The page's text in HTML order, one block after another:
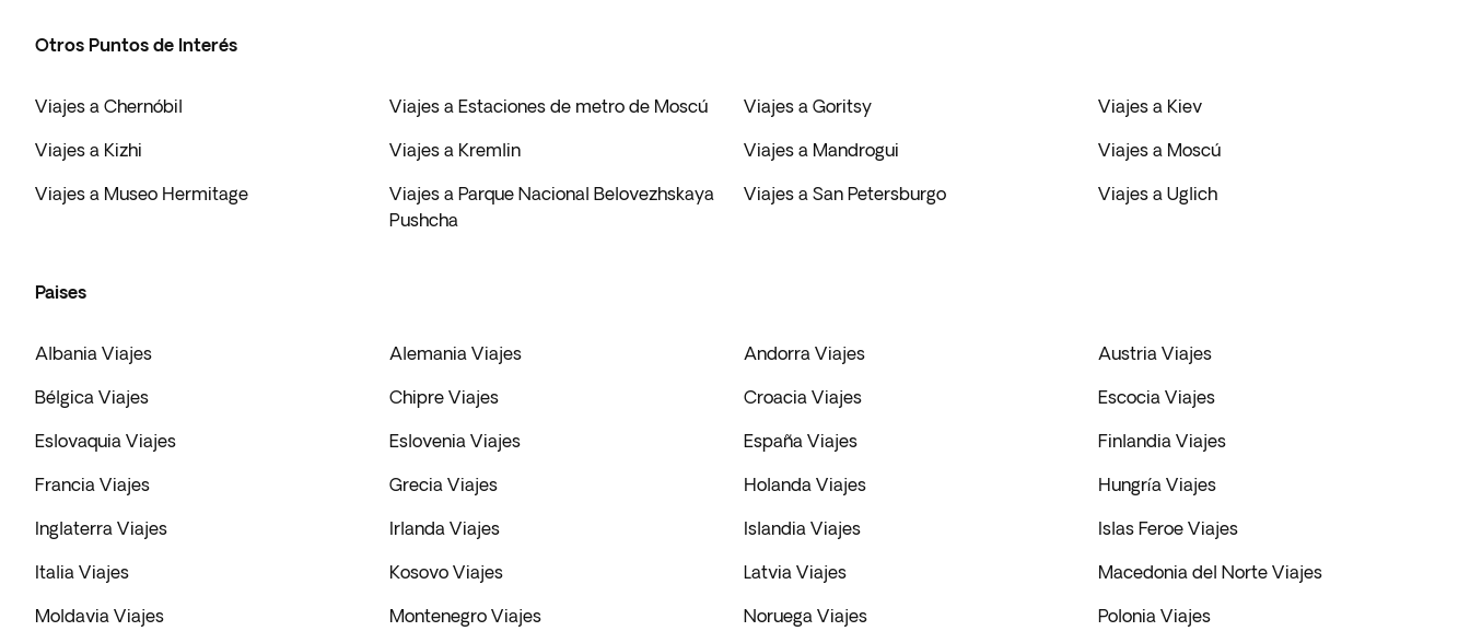
Otros Puntos de Interés
Viajes a Chernóbil Viajes a Estaciones de metro de Moscú Viajes a Goritsy Viajes a Kiev
Viajes a Kizhi Viajes a Kremlin Viajes a Mandrogui Viajes a Moscú
Viajes a Museo Hermitage
Viajes a Parque Nacional Belovezhskaya
Pushcha
Viajes a San Petersburgo Viajes a Uglich
Paises
Albania Viajes Alemania Viajes Andorra Viajes Austria Viajes
Bélgica Viajes Chipre Viajes Croacia Viajes Escocia Viajes
Eslovaquia Viajes Eslovenia Viajes España Viajes Finlandia Viajes
Francia Viajes Grecia Viajes Holanda Viajes Hungría Viajes
Inglaterra Viajes Irlanda Viajes Islandia Viajes Islas Feroe Viajes
Italia Viajes Kosovo Viajes Latvia Viajes Macedonia del Norte Viajes
Moldavia Viajes Montenegro Viajes Noruega Viajes Polonia Viajes